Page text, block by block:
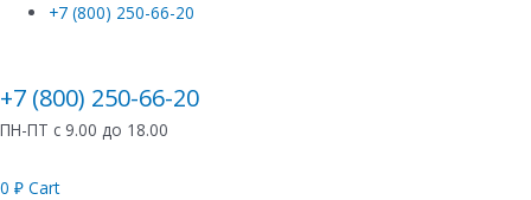
+7 (800) 250-66-20
+7 (800) 250-66-20
ПН-ПТ с 9.00 до 18.00
0 ₽ Cart